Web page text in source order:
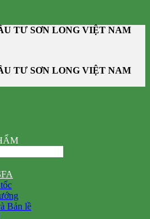
TƯ SƠN LONG VIỆT NAM
TƯ SƠN LONG VIỆT NAM
Bản lề